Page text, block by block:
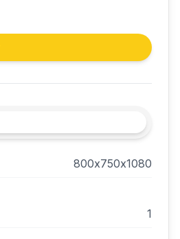
800х750х1080
1